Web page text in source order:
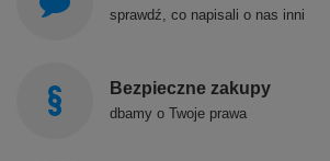
sprawdź, co napisali o nas inni
Bezpieczne zakupy
dbamy o Twoje prawa